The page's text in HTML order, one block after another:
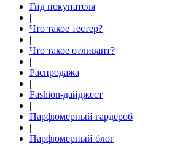
Гид покупателя
|
Что такое тестер?
|
Что такое отливант?
|
Распродажа
|
Fashion-дайджест
|
Парфюмерный гардероб
|
Парфюмерный блог